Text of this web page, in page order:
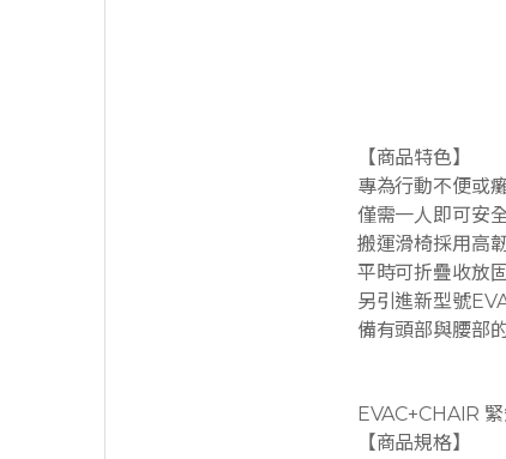
【商品特色】
專為行動不便或
僅需一人即可安
搬運滑椅採用高
平時可折疊收放
另引進新型號
備有頭部與腰部
EVAC+CHAIR
【商品規格】